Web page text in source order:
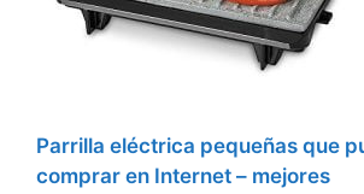
Parrilla eléctrica pequeñas que
comprar en Internet – mejores